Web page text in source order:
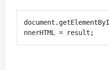
nnerHTML = result;